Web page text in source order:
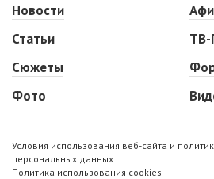
Новости
Статьи
Сюжеты
Фото
ТВ-
Условия использования веб-сайта и
персональных данных
Политика использования cookies